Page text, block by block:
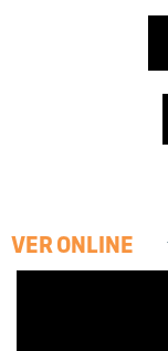
VER ONLINE